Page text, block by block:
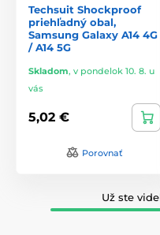
Techsuit Shockproof
priehľadný obal,
Samsung Galaxy A14 4G
/ A14 5G
Skladom, v pondelok 10. 8. u
vás
5,02 €
Porovnať
Už ste